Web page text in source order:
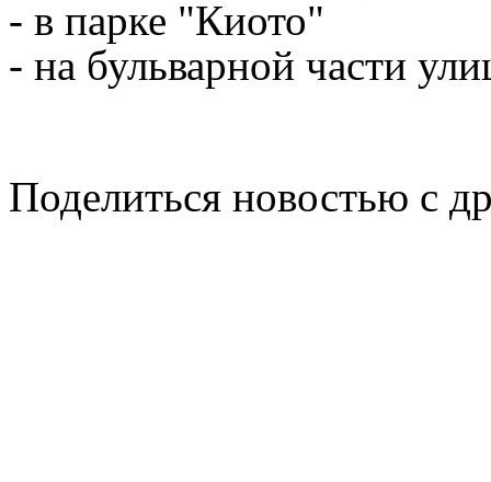
- в парке "Киото"
- на бульварной части
Поделиться новостью с